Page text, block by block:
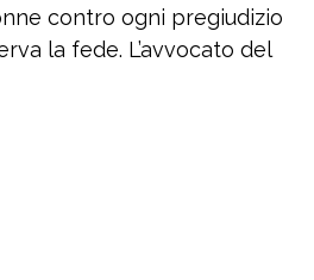
contro ogni pregiudizio
la fede. L’avvocato del